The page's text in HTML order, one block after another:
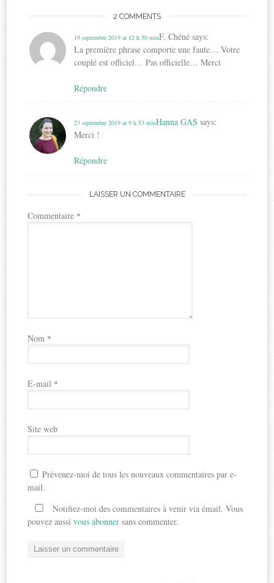
2 COMMENTS
F. Chéné says:
19 septembre 2019 at 12 h 50 min
La première phrase comporte une faute… Votre
couplé est officiel… Pas officielle… Merci
Répondre
Hanna GAS says:
23 septembre 2019 at 9 h 53 min
Merci !
Répondre
LAISSER UN COMMENTAIRE
Commentaire *
Nom *
E-mail *
Site web
Prévenez-moi de tous les nouveaux commentaires par e-
mail.
Notifiez-moi des commentaires à venir via émail. Vous
pouvez aussivous abonner sans commenter.